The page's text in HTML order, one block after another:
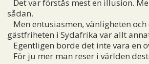
Det var förstås mest en illusion.
sådan.
Men entusiasmen, vänligheten
gästfriheten i Sydafrika var allt
Egentligen borde det inte vara en
För ju mer man reser i världen